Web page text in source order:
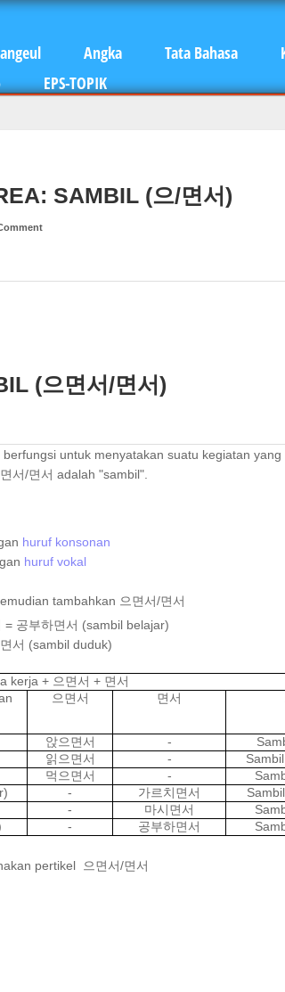
Angka Tata Bahasa
EPS-TOPIK
SAMBIL (으/면서)
(으면서/면서)
untuk menyatakan suatu kegiatan yang
서/면서 adalah "sambil".
huruf konsonan
huruf vokal
tambahkan 으면서/면서
공부하면서 (sambil belajar)
서 (sambil duduk)
kerja + 으면서 + 면서
으면서 면서
앉으면서 -
읽으면서 -
먹으면서 -
- 가르치면서
- 마시면서
- 공부하면서
pertikel 으면서/면서